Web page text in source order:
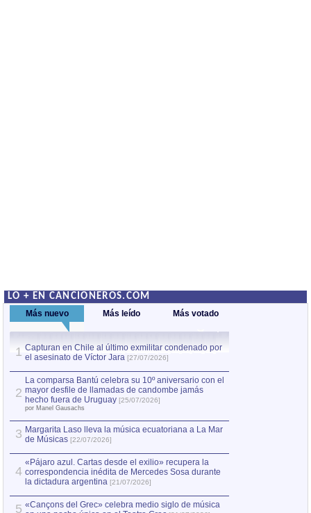
LO + EN CANCIONEROS.COM
Más nuevo Más leído Más votado
1 Capturan en Chile al último exmilitar condenado por
el asesinato de Víctor Jara [27/07/2026]
2
La comparsa Bantú celebra su 10º aniversario con el
mayor desfile de llamadas de candombe jamás
hecho fuera de Uruguay [25/07/2026]
por Manel Gausachs
3 Margarita Laso lleva la música ecuatoriana a La Mar
de Músicas [22/07/2026]
4
«Pájaro azul. Cartas desde el exilio» recupera la
correspondencia inédita de Mercedes Sosa durante
la dictadura argentina [21/07/2026]
5 «Cançons del Grec» celebra medio siglo de música